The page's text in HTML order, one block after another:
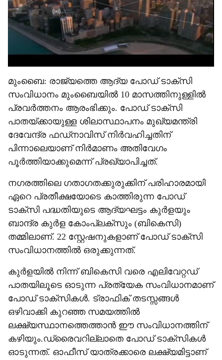
മുംബൈ: രാജ്യത്തെ ആദ്യ പോഡ് ടാക്‌സി
സംവിധാനം മുംബൈയില്‍ 10 മാസത്തിനുള്ളില്‍
പ്രവര്‍ത്തനം ആരംഭിക്കും. പോഡ് ടാക്‌സി
പാതയ്ക്കായുള്ള ശിലാസ്ഥാപനം മുഖ്യമന്ത്രി
ദേവേന്ദ്ര ഫഡ്‌നാവിസ് നിര്‍വഹിച്ചതിന്
പിന്നാലെയാണ് നിര്‍മാണം അതിവേഗം
പൂര്‍ത്തിയാക്കുമെന്ന് പ്രഖ്യാപിച്ചത്.
നഗരത്തിലെ ഗതാഗതക്കുരുക്കിന് പരിഹാരമായി
ഏറെ പ്രതീക്ഷയോടെ കാത്തിരുന്ന പോഡ്
ടാക്‌സി പദ്ധതിയുടെ ആദ്യഘട്ടം കുര്‍ളയും
ബാന്ദ്ര കുര്‍ള കോംപ്ലക്‌സും (ബികെസി)
തമ്മിലാണ്. 22 സ്റ്റേഷനുകളാണ് പോഡ് ടാക്‌സി
സംവിധാനത്തില്‍ ഒരുക്കുന്നത്.
കുര്‍ളയില്‍ നിന്ന് ബികെസി വരെ എലിവേറ്റഡ്
പാതയിലൂടെ ഓടുന്ന പ്രത്യേക സംവിധാനമാണ്
പോഡ് ടാക്‌സികള്‍. ട്രാഫിക് തടസ്സങ്ങള്‍
ഒഴിവാക്കി കുറഞ്ഞ സമയത്തില്‍
ലക്ഷ്യസ്ഥാനത്തെത്താന്‍ ഈ സംവിധാനത്തിന്
കഴിയും.ഡ്രൈവറില്ലാതെ പോഡ് ടാക്‌സികള്‍
ഓടുന്നത്. ഓഫീസ് യാത്രക്കാരെ ലക്ഷ്യമിട്ടാണ്